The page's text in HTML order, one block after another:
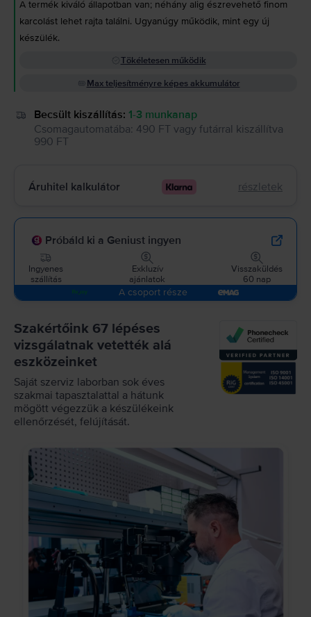
A termék kiváló állapotban van; néhány alig észrevehető finom
karcolást lehet rajta találni. Ugyanúgy működik, mint egy új
készülék.
Tökéletesen működik
Max teljesítményre képes akkumulátor
Becsült kiszállítás: 1-3 munkanap
Csomagautomatába: 490 FT vagy futárral kiszállítva
990 FT
Áruhitel kalkulátor részletek
Próbáld ki a Geniust ingyen
Ingyenes
szállítás
Exkluzív
ajánlatok
Visszaküldés
60 nap
A csoport része
Szakértőink 67 lépéses
vizsgálatnak vetették alá
eszközeinket
Saját szerviz laborban sok éves
szakmai tapasztalattal a hátunk
mögött végezzük a készülékeink
ellenőrzését, felújítását.